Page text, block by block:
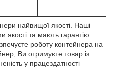
найвищої якості. Наші
якості та мають гарантію.
роботу контейнера на
Ви отримуєте товар із
у працездатності